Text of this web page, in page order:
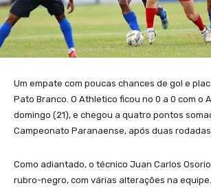
Um empate com poucas chances de gol e
Pato Branco. O Athletico ficou no 0 a 0 com o
domingo (21), e chegou a quatro pontos
Campeonato Paranaense, após duas
Como adiantado, o técnico Juan Carlos
rubro-negro, com várias alterações na